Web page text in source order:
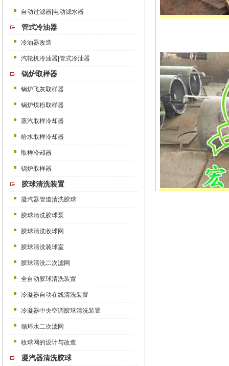
自动过滤器|电动滤水器
管式冷油器
冷油器改造
汽轮机冷油器|管式冷油器
锅炉取样器
锅炉飞灰取样器
锅炉煤粉取样器
蒸汽取样冷却器
给水取样冷却器
取样冷却器
锅炉取样器
胶球清洗装置
凝汽器管道清洗胶球
胶球清洗胶球泵
胶球清洗收球网
胶球清洗装球室
胶球清洗二次滤网
全自动胶球清洗装置
冷凝器自动在线清洗装置
冷凝器中央空调胶球清洗装置
循环水二次滤网
收球网的设计与改造
凝汽器清洗胶球